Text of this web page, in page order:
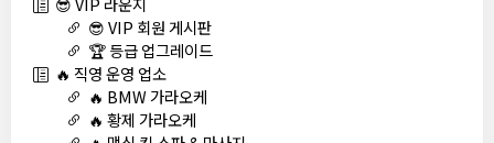
😎 VIP 회원 게시판
🏆 등급 업그레이드
🔥 직영 운영 업소
🔥 BMW 가라오케
🔥 황제 가라오케